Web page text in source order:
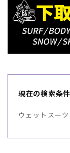
現在の検索条件
ウェットスー